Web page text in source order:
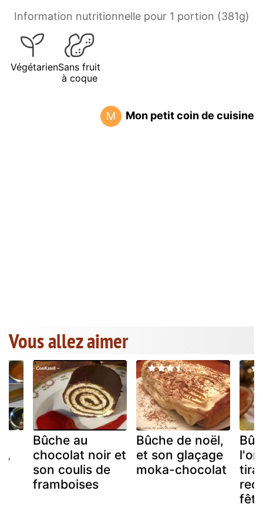
Information nutritionnelle pour 1 portion (381g)
VégétarienSans fruit
à coque
M Mon petit coin de cuisine
Vous allez aimer
Bûche au
chocolat noir et
son coulis de
framboises
Bûche de noël,
et son glaçage
moka-chocolat